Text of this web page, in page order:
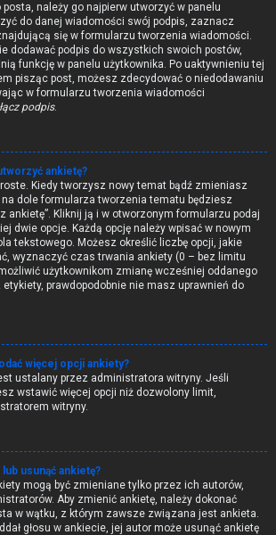
posta, należy go najpierw utworzyć w panelu
do danej wiadomości swój podpis, zaznacz
się w formularzu tworzenia wiadomości.
dodawać podpis do wszystkich swoich postów,
funkcję w panelu użytkownika. Po uaktywnieniu tej
pisząc post, możesz zdecydować o niedodawaniu
w formularzu tworzenia wiadomości
podpis.
ankietę?
Kiedy tworzysz nowy temat bądź zmieniasz
dole formularza tworzenia tematu będziesz
ankietę”. Kliknij ją i w otworzonym formularzu podaj
dwie opcje. Każdą opcję należy wpisać w nowym
tekstowego. Możesz określić liczbę opcji, jakie
wyznaczyć czas trwania ankiety (0 – bez limitu
użytkownikom zmianę wcześniej oddanego
prawdopodobnie nie masz uprawnień do
więcej opcji ankiety?
ustalany przez administratora witryny. Jeśli
wstawić więcej opcji niż dozwolony limit,
witryny.
usunąć ankietę?
mogą być zmieniane tylko przez ich autorów,
Aby zmienić ankietę, należy dokonać
w wątku, z którym zawsze związana jest ankieta.
głosu w ankiecie, jej autor może usunąć ankietę